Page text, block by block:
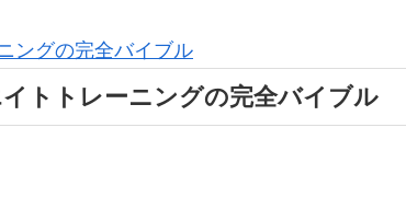
トトレーニングの完全バイブル